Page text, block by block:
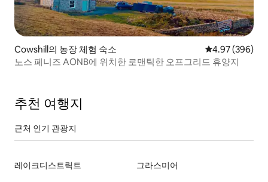
Cowshill의 농장 체험 숙소 평점 4.97점(5
4.97 (396)
노스 페니즈 AONB에 위치한 로맨틱한 오프그리드 휴양지
추천 여행지
근처 인기 관광지
레이크디스트릭트 그라스미어